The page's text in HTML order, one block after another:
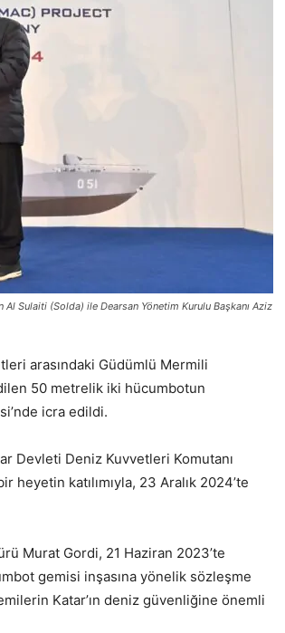
Sulaiti (Solda) ile Dearsan Yönetim Kurulu Başkanı Aziz
arasındaki Güdümlü Mermili
50 metrelik iki hücumbotun
icra edildi.
Devleti Deniz Kuvvetleri Komutanı
heyetin katılımıyla, 23 Aralık 2024’te
Murat Gordi, 21 Haziran 2023’te
gemisi inşasına yönelik sözleşme
Katar’ın deniz güvenliğine önemli